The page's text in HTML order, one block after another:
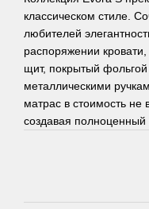
классическом стиле.
любителей
распоряжении
щит, покрытый
металлическими
матрас в стоимость не
создавая полноценный